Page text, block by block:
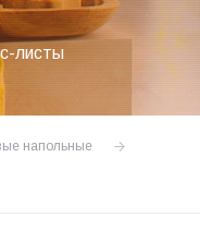
листы
напольные